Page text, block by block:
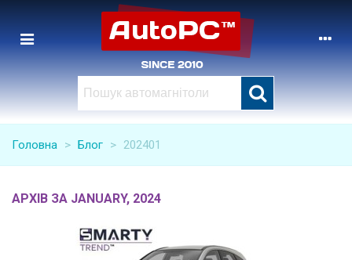
Головна > Блог > 202401
АРХІВ ЗА JANUARY, 2024